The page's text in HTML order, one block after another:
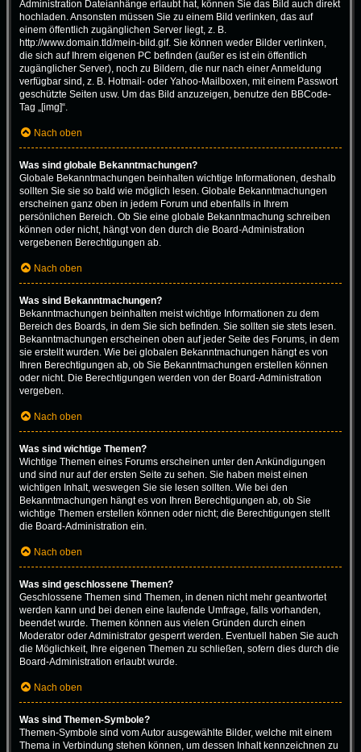
Administration Dateianhänge erlaubt hat, können Sie das Bild auch direkt
hochladen. Ansonsten müssen Sie zu einem Bild verlinken, das auf
einem öffentlich zugänglichen Server liegt, z. B.
http://www.domain.tld/mein-bild.gif. Sie können weder Bilder verlinken,
die sich auf Ihrem eigenen PC befinden (außer es ist ein öffentlich
zugänglicher Server), noch zu Bildern, die nur nach einer Anmeldung
verfügbar sind, z. B. Hotmail- oder Yahoo-Mailboxen, mit einem Passwort
geschützte Seiten usw. Um das Bild anzuzeigen, benutze den BBCode-
Tag „[img]“.
Nach oben
Was sind globale Bekanntmachungen?
Globale Bekanntmachungen beinhalten wichtige Informationen, deshalb
sollten Sie sie so bald wie möglich lesen. Globale Bekanntmachungen
erscheinen ganz oben in jedem Forum und ebenfalls in Ihrem
persönlichen Bereich. Ob Sie eine globale Bekanntmachung schreiben
können oder nicht, hängt von den durch die Board-Administration
vergebenen Berechtigungen ab.
Nach oben
Was sind Bekanntmachungen?
Bekanntmachungen beinhalten meist wichtige Informationen zu dem
Bereich des Boards, in dem Sie sich befinden. Sie sollten sie stets lesen.
Bekanntmachungen erscheinen oben auf jeder Seite des Forums, in dem
sie erstellt wurden. Wie bei globalen Bekanntmachungen hängt es von
Ihren Berechtigungen ab, ob Sie Bekanntmachungen erstellen können
oder nicht. Die Berechtigungen werden von der Board-Administration
vergeben.
Nach oben
Was sind wichtige Themen?
Wichtige Themen eines Forums erscheinen unter den Ankündigungen
und sind nur auf der ersten Seite zu sehen. Sie haben meist einen
wichtigen Inhalt, weswegen Sie sie lesen sollten. Wie bei den
Bekanntmachungen hängt es von Ihren Berechtigungen ab, ob Sie
wichtige Themen erstellen können oder nicht; die Berechtigungen stellt
die Board-Administration ein.
Nach oben
Was sind geschlossene Themen?
Geschlossene Themen sind Themen, in denen nicht mehr geantwortet
werden kann und bei denen eine laufende Umfrage, falls vorhanden,
beendet wurde. Themen können aus vielen Gründen durch einen
Moderator oder Administrator gesperrt werden. Eventuell haben Sie auch
die Möglichkeit, Ihre eigenen Themen zu schließen, sofern dies durch die
Board-Administration erlaubt wurde.
Nach oben
Was sind Themen-Symbole?
Themen-Symbole sind vom Autor ausgewählte Bilder, welche mit einem
Thema in Verbindung stehen können, um dessen Inhalt kennzeichnen zu